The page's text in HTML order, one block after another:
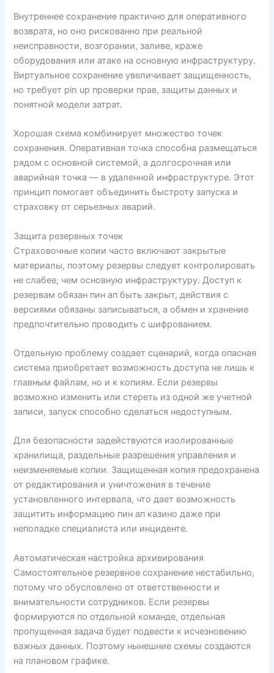
Внутреннее сохранение практично для оперативного
возврата, но оно рискованно при реальной
неисправности, возгорании, заливе, краже
оборудования или атаке на основную инфраструктуру.
Виртуальное сохранение увеличивает защищенность,
но требует pin up проверки прав, защиты данных и
понятной модели затрат.
Хорошая схема комбинирует множество точек
сохранения. Оперативная точка способна размещаться
рядом с основной системой, а долгосрочная или
аварийная точка — в удаленной инфраструктуре. Этот
принцип помогает объединить быстроту запуска и
страховку от серьезных аварий.
Защита резервных точек
Страховочные копии часто включают закрытые
материалы, поэтому резервы следует контролировать
не слабее, чем основную инфраструктуру. Доступ к
резервам обязан пин ап быть закрыт, действия с
версиями обязаны записываться, а обмен и хранение
предпочтительно проводить с шифрованием.
Отдельную проблему создает сценарий, когда опасная
система приобретает возможность доступа не лишь к
главным файлам, но и к копиям. Если резервы
возможно изменить или стереть из одной же учетной
записи, запуск способно сделаться недоступным.
Для безопасности задействуются изолированные
хранилища, раздельные разрешения управления и
неизменяемые копии. Защищенная копия предохранена
от редактирования и уничтожения в течение
установленного интервала, что дает возможность
защитить информацию пин ап казино даже при
неполадке специалиста или инциденте.
Автоматическая настройка архивирования
Самостоятельное резервное сохранение нестабильно,
потому что обусловлено от ответственности и
внимательности сотрудников. Если резервы
формируются по отдельной команде, отдельная
пропущенная задача будет подвести к исчезновению
важных данных. Поэтому нынешние схемы создаются
на плановом графике.